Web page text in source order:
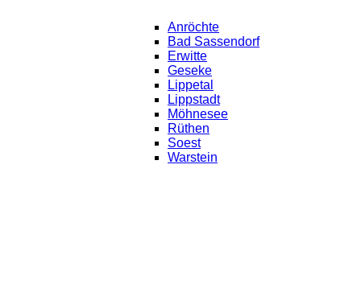
Anröchte
Bad Sassendorf
Erwitte
Geseke
Lippetal
Lippstadt
Möhnesee
Rüthen
Soest
Warstein